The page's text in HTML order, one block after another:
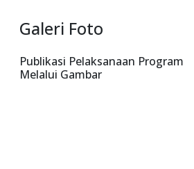
Galeri Foto
Publikasi Pelaksanaan Program
Melalui Gambar